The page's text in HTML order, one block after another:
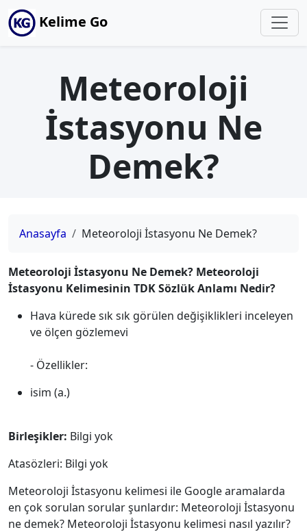
Kelime Go
Meteoroloji
İstasyonu Ne
Demek?
Anasayfa Meteoroloji İstasyonu Ne Demek?
Meteoroloji İstasyonu Ne Demek? Meteoroloji
İstasyonu Kelimesinin TDK Sözlük Anlamı Nedir?
Hava kürede sık sık görülen değişiklikleri inceleyen
ve ölçen gözlemevi
- Özellikler:
isim (a.)
Birleşikler: Bilgi yok
Atasözleri: Bilgi yok
Meteoroloji İstasyonu kelimesi ile Google aramalarda
en çok sorulan sorular şunlardır: Meteoroloji İstasyonu
ne demek? Meteoroloji İstasyonu kelimesi nasıl yazılır?